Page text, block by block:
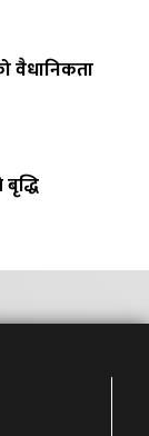
वैधानिकता